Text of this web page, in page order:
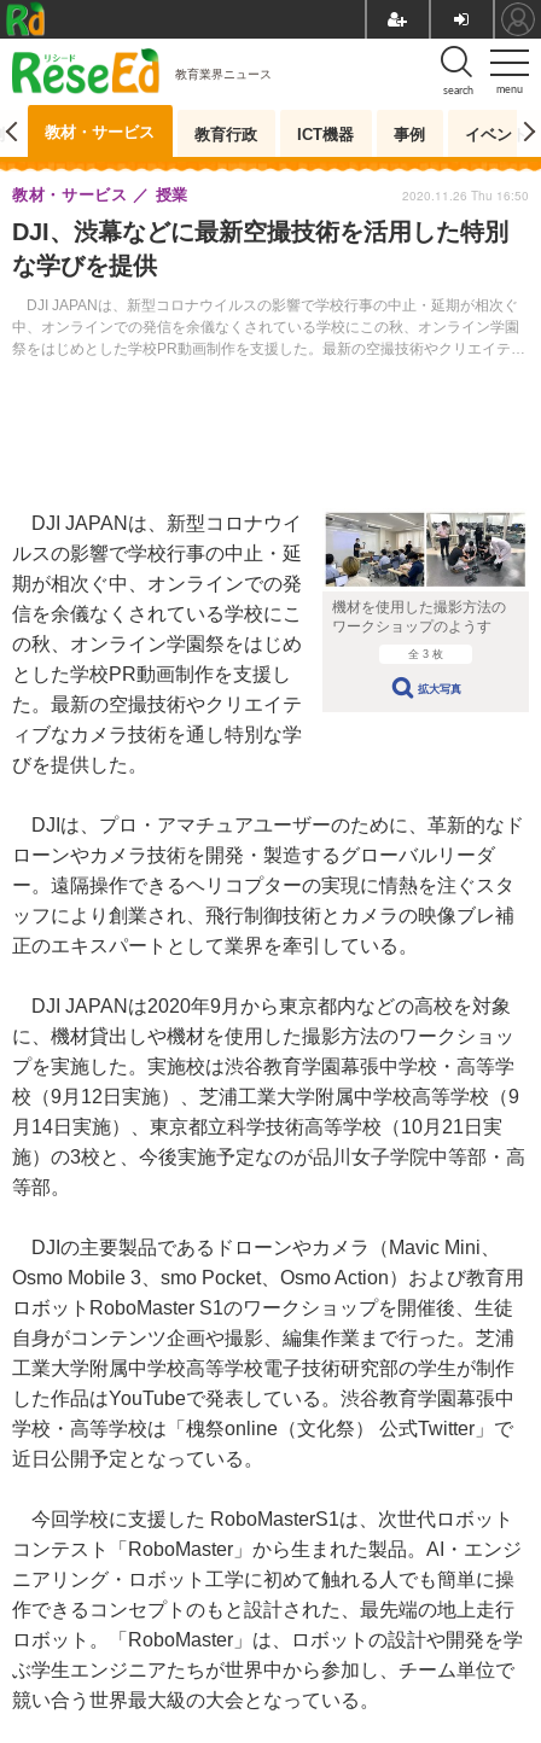
menu
search
教育業界ニュース
教材・サービス 教育行政 ICT機器 事例 イベント
DJI、渋幕などに最新空撮技術を活用した特別
な学びを提供
DJI JAPANは、新型コロナウイルスの影響で学校行事の中止・延期が相次ぐ
中、オンラインでの発信を余儀なくされている学校にこの秋、オンライン学園
祭をはじめとした学校PR動画制作を支援した。最新の空撮技術やクリエイティ
教材・サービス 授業 2020.11.26 Thu 16:50
機材を使用した撮影方法の
ワークショップのようす
全 3 枚
拡大写真
DJI JAPANは、新型コロナウイ
ルスの影響で学校行事の中止・延
期が相次ぐ中、オンラインでの発
信を余儀なくされている学校にこ
の秋、オンライン学園祭をはじめ
とした学校PR動画制作を支援し
た。最新の空撮技術やクリエイテ
ィブなカメラ技術を通し特別な学
びを提供した。
DJIは、プロ・アマチュアユーザーのために、革新的なド
ローンやカメラ技術を開発・製造するグローバルリーダ
ー。遠隔操作できるヘリコプターの実現に情熱を注ぐスタ
ッフにより創業され、飛行制御技術とカメラの映像ブレ補
正のエキスパートとして業界を牽引している。
DJI JAPANは2020年9月から東京都内などの高校を対象
に、機材貸出しや機材を使用した撮影方法のワークショッ
プを実施した。実施校は渋谷教育学園幕張中学校・高等学
校（9月12日実施）、芝浦工業大学附属中学校高等学校（9
月14日実施）、東京都立科学技術高等学校（10月21日実
施）の3校と、今後実施予定なのが品川女子学院中等部・高
等部。
DJIの主要製品であるドローンやカメラ（Mavic Mini、
Osmo Mobile 3、smo Pocket、Osmo Action）および教育用
ロボットRoboMaster S1のワークショップを開催後、生徒
自身がコンテンツ企画や撮影、編集作業まで行った。芝浦
工業大学附属中学校高等学校電子技術研究部の学生が制作
した作品はYouTubeで発表している。渋谷教育学園幕張中
学校・高等学校は「槐祭online（文化祭） 公式Twitter」で
近日公開予定となっている。
今回学校に支援した RoboMasterS1は、次世代ロボット
コンテスト「RoboMaster」から生まれた製品。AI・エンジ
ニアリング・ロボット工学に初めて触れる人でも簡単に操
作できるコンセプトのもと設計された、最先端の地上走行
ロボット。「RoboMaster」は、ロボットの設計や開発を学
ぶ学生エンジニアたちが世界中から参加し、チーム単位で
競い合う世界最大級の大会となっている。